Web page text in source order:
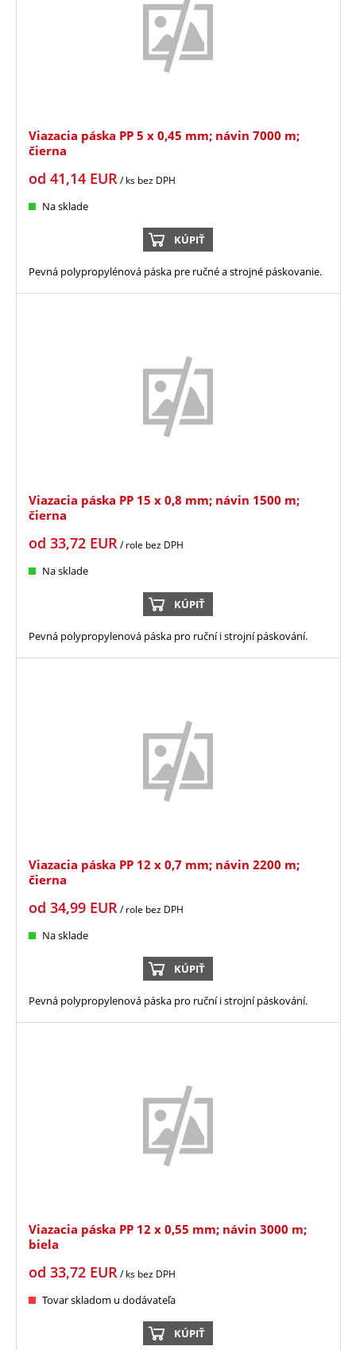
Viazacia páska PP 5 x 0,45 mm; návin 7000 m;
čierna
od 41,14 EUR/ ks bez DPH
Na sklade
KÚPIŤ
Pevná polypropylénová páska pre ručné a strojné páskovanie.
Viazacia páska PP 15 x 0,8 mm; návin 1500 m;
čierna
od 33,72 EUR/ role bez DPH
Na sklade
KÚPIŤ
Pevná polypropylenová páska pro ruční i strojní páskování.
Viazacia páska PP 12 x 0,7 mm; návin 2200 m;
čierna
od 34,99 EUR/ role bez DPH
Na sklade
KÚPIŤ
Pevná polypropylenová páska pro ruční i strojní páskování.
Viazacia páska PP 12 x 0,55 mm; návin 3000 m;
biela
od 33,72 EUR/ ks bez DPH
Tovar skladom u dodávateľa
KÚPIŤ